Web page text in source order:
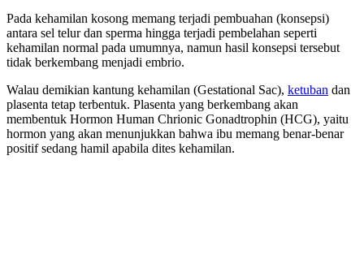
Pada kehamilan kosong memang terjadi pembuahan (konsepsi)
antara sel telur dan sperma hingga terjadi pembelahan seperti
kehamilan normal pada umumnya, namun hasil konsepsi tersebut
tidak berkembang menjadi embrio.
Walau demikian kantung kehamilan (Gestational Sac), ketuban dan
plasenta tetap terbentuk. Plasenta yang berkembang akan
membentuk Hormon Human Chrionic Gonadtrophin (HCG), yaitu
hormon yang akan menunjukkan bahwa ibu memang benar-benar
positif sedang hamil apabila dites kehamilan.